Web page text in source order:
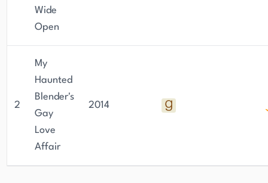
Wide
Open
2
My
Haunted
Blender's
Gay
Love
Affair
2014